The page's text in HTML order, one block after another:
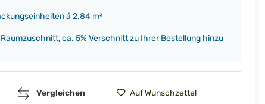
á 2.84 m²
ca. 5% Verschnitt zu Ihrer Bestellung hinzu
Vergleichen Auf Wunschzettel